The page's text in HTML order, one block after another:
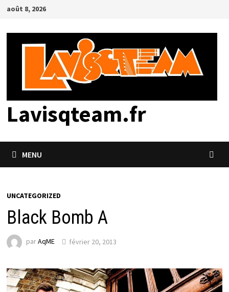
Passer
contenu
août 8, 2026
Lavisqteam.fr
MENU
UNCATEGORIZED
Black Bomb A
parAqME février 20, 2013